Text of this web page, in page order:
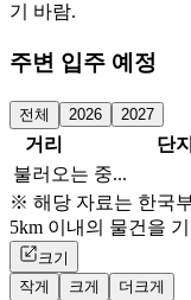
기 바람.
주변 입주 예정
전체 2026 2027
거리 단
불러오는 중...
※ 해당 자료는 한국
5km 이내의 물건을
크기
작게
크게
더크게